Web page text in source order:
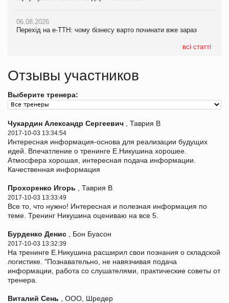
06.08.2026
Перехід на е-ТТН: чому бізнесу варто починати вже зараз
всі статті
Отзывы участников
Выберите тренера:
Чукардин Александр Сергеевич , Таврия В
2017-10-03 13:34:54
Интересная информация-основа для реализации будущих
идей. Впечатление о тренинге Е.Никушина хорошее.
Атмосфера хорошая, интересная подача информации.
Качественная информация
Прохоренко Игорь , Таврия В
2017-10-03 13:33:49
Все то, что нужно! Интересная и полезная информация по
теме. Тренинг Никушина оцениваю на все 5.
Бурденко Денис , Бон Буасон
2017-10-03 13:32:39
На тренинге Е.Никушина расширил свои познания о складской
логистике. "Познавательно, не навязчивая подача
информации, работа со слушателями, практические советы от
тренера.
Виталий Сень , ООО, Шредер